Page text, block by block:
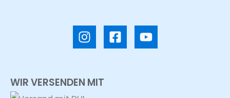
WIR VERSENDEN MIT